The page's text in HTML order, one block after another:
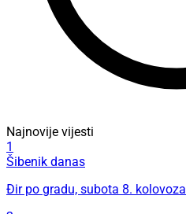
Najnovije vijesti
1
Šibenik danas
Đir po gradu, subota 8. kolovoza